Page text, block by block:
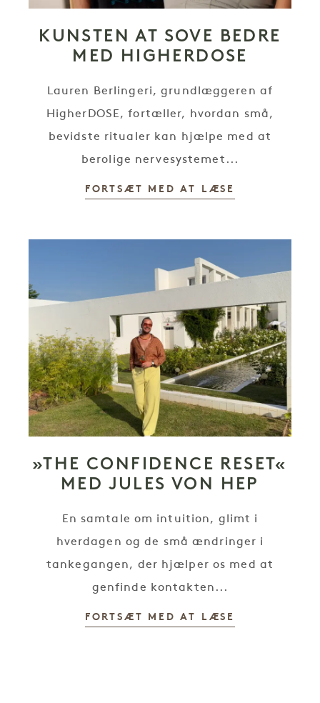
KUNSTEN AT SOVE BEDRE
MED HIGHERDOSE
Lauren Berlingeri, grundlæggeren af
HigherDOSE, fortæller, hvordan små,
bevidste ritualer kan hjælpe med at
berolige nervesystemet...
FORTSÆT MED AT LÆSE
»THE CONFIDENCE RESET«
MED JULES VON HEP
En samtale om intuition, glimt i
hverdagen og de små ændringer i
tankegangen, der hjælper os med at
genfinde kontakten...
FORTSÆT MED AT LÆSE